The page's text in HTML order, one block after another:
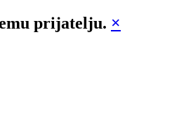
prijatelju. ×